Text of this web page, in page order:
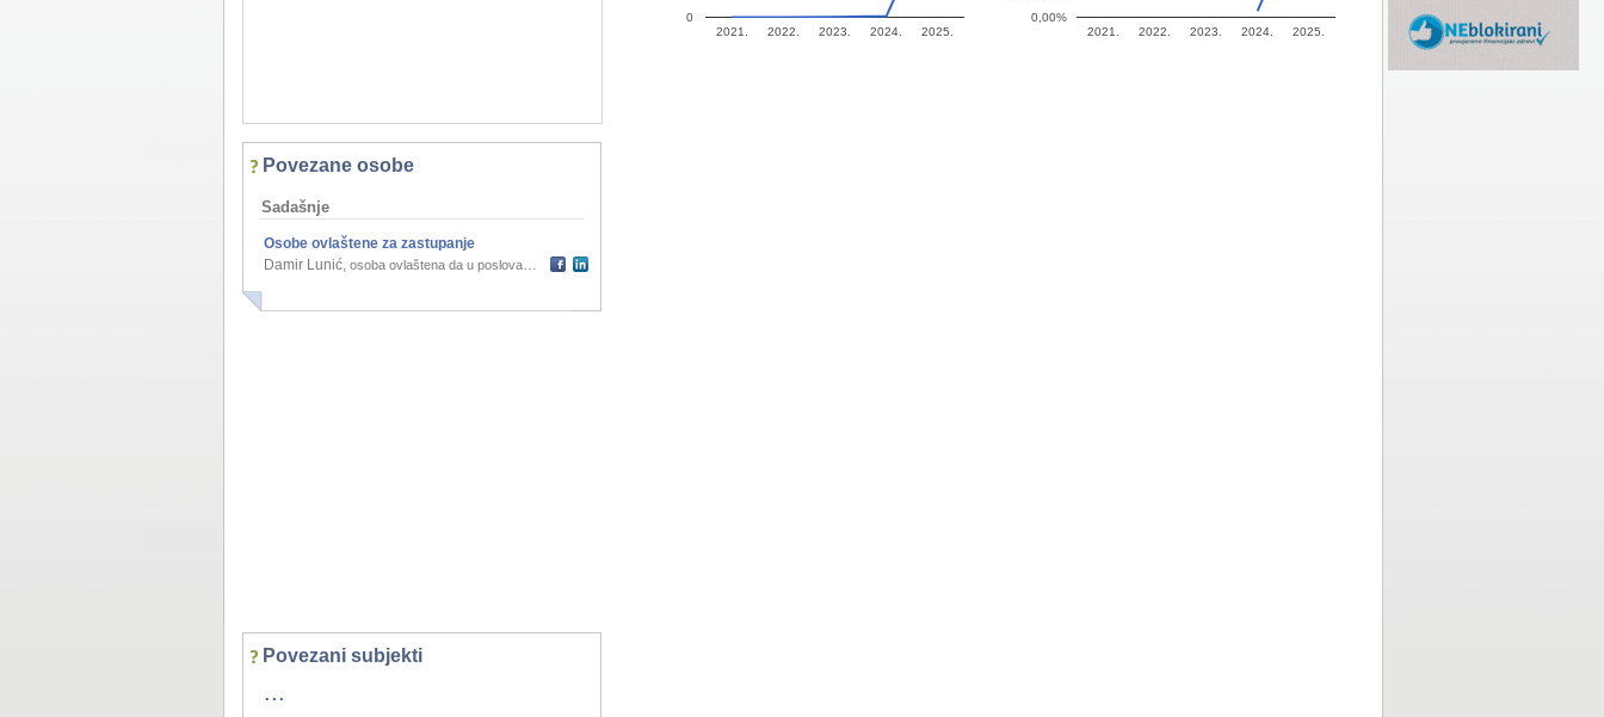
Povezane osobe
Sadašnje
Osobe ovlaštene za zastupanje
Damir Lunić, osoba ovlaštena da u poslovanju podružnice zastupa inozemnog osnivača
Povezani subjekti
...
2021. 2022. 2023. 2024. 2025.
0
2021. 2022. 2023. 2024. 2025.
0,00%